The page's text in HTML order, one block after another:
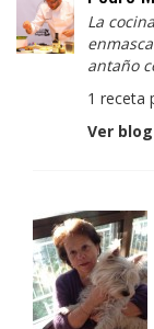
La
antaño
1 receta
Ver